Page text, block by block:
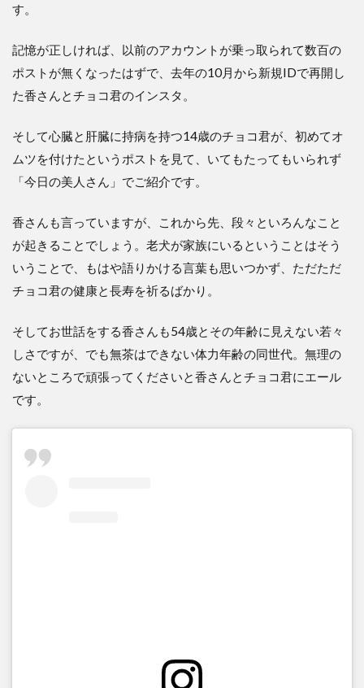
す。
記憶が正しければ、以前のアカウントが乗っ取られて数百の
ポストが無くなったはずで、去年の10月から新規IDで再開し
た香さんとチョコ君のインスタ。
そして心臓と肝臓に持病を持つ14歳のチョコ君が、初めてオ
ムツを付けたというポストを見て、いてもたってもいられず
「今日の美人さん」でご紹介です。
香さんも言っていますが、これから先、段々といろんなこと
が起きることでしょう。老犬が家族にいるということはそう
いうことで、もはや語りかける言葉も思いつかず、ただただ
チョコ君の健康と長寿を祈るばかり。
そしてお世話をする香さんも54歳とその年齢に見えない若々
しさですが、でも無茶はできない体力年齢の同世代。無理の
ないところで頑張ってくださいと香さんとチョコ君にエール
です。